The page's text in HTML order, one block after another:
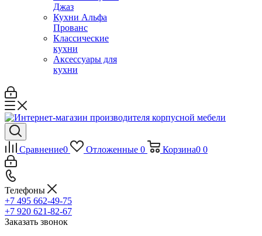
Джаз
Кухни Альфа
Прованс
Классические
кухни
Аксессуары для
кухни
Сравнение0 Отложенные 0 Корзина0 0
Телефоны
+7 495 662-49-75
+7 920 621-82-67
Заказать звонок